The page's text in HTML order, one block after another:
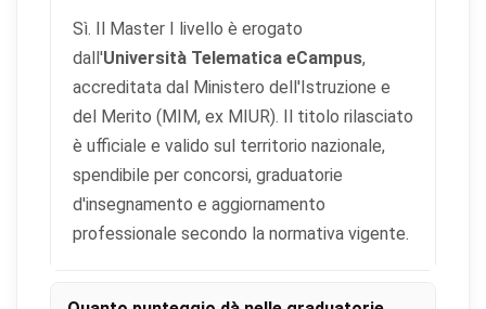
Sì. Il Master I livello è erogato
dall'Università Telematica eCampus,
accreditata dal Ministero dell'Istruzione e
del Merito (MIM, ex MIUR). Il titolo rilasciato
è ufficiale e valido sul territorio nazionale,
spendibile per concorsi, graduatorie
d'insegnamento e aggiornamento
professionale secondo la normativa vigente.